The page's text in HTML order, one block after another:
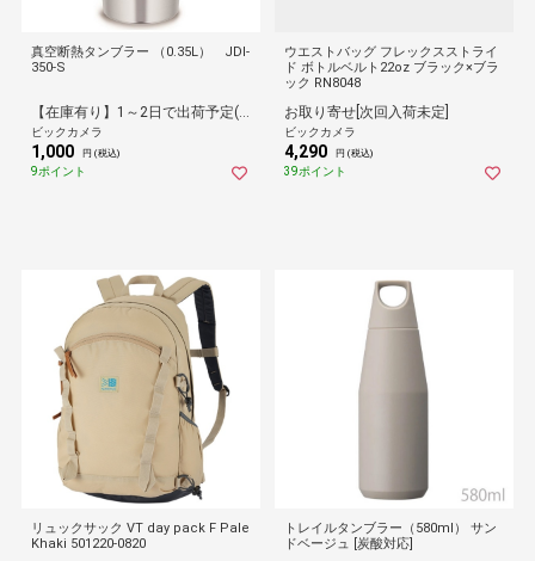
真空断熱タンブラー （0.35L） JDI-
350-S
【在庫有り】1～2日で出荷予定(日付指定可)
ビックカメラ
1,000 円 (税込)
9ポイント
ウエストバッグ フレックスストライ
ド ボトルベルト22oz ブラック×ブラ
ック RN8048
お取り寄せ[次回入荷未定]
ビックカメラ
4,290 円 (税込)
39ポイント
リュックサック VT day pack F Pale
Khaki 501220-0820
トレイルタンブラー（580ml） サン
ドベージュ [炭酸対応]